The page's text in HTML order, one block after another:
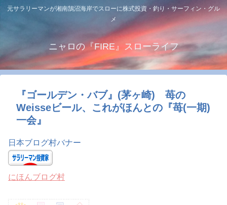
元サラリーマンが湘南鵠沼海岸でスローに株式投資・釣り・サーフィン・グル
メ
ニャロの『FIRE』スローライフ
『ゴールデン・バブ』(茅ヶ崎) 苺の
Weisseビール、これがほんとの『苺(一期)
一会』
日本ブログ村バナー
にほんブログ村